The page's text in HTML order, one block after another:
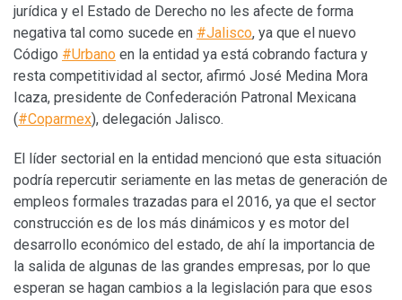
jurídica y el Estado de Derecho no les afecte de forma
negativa tal como sucede en #Jalisco, ya que el nuevo
Código #Urbano en la entidad ya está cobrando factura y
resta competitividad al sector, afirmó José Medina Mora
Icaza, presidente de Confederación Patronal Mexicana
(#Coparmex), delegación Jalisco.
El líder sectorial en la entidad mencionó que esta situación
podría repercutir seriamente en las metas de generación de
empleos formales trazadas para el 2016, ya que el sector
construcción es de los más dinámicos y es motor del
desarrollo económico del estado, de ahí la importancia de
la salida de algunas de las grandes empresas, por lo que
esperan se hagan cambios a la legislación para que esos